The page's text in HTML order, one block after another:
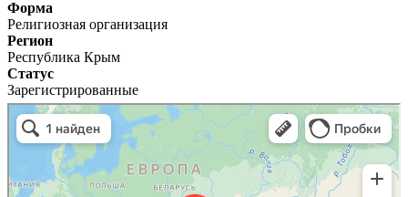
Форма
Религиозная организация
Регион
Республика Крым
Статус
Зарегистрированные